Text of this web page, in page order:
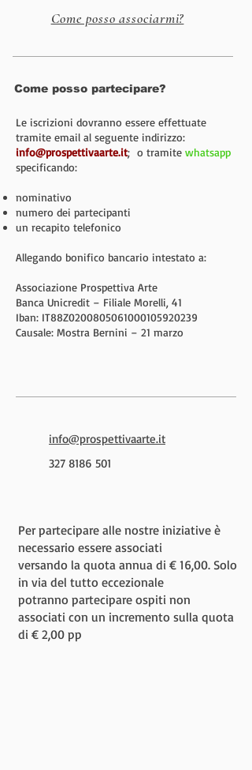
Come posso associarmi?
Come posso partecipare?
Le iscrizioni dovranno essere effettuate
tramite email al seguente indirizzo:
info@prospettivaarte.it; o tramite whatsapp
specificando:
nominativo
numero dei partecipanti
un recapito telefonico
Allegando bonifico bancario intestato a:
Associazione Prospettiva Arte
Banca Unicredit – Filiale Morelli, 41
Iban: IT88Z0200805061000105920239
Causale: Mostra Bernini – 21 marzo
info@prospettivaarte.it
327 8186 501
Per partecipare alle nostre iniziative è
necessario essere associati
versando la quota annua di € 16,00. Solo
in via del tutto eccezionale
potranno partecipare ospiti non
associati con un incremento sulla quota
di € 2,00 pp